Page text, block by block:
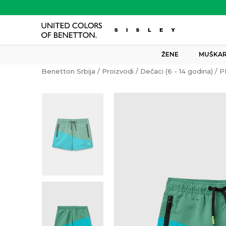
ŽENE
Benetton Srbija Proizvodi Dečaci (6 - 14 godina)